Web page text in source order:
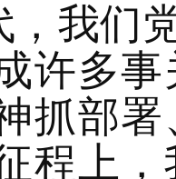
，我们
许多
抓部
程上